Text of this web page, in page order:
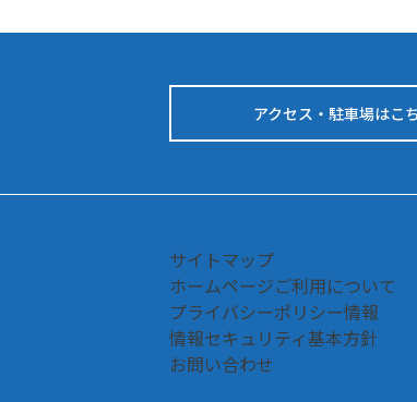
アクセス・駐車場はこ
サイトマップ
ホームページご利用について
プライバシーポリシー情報
情報セキュリティ基本方針
お問い合わせ